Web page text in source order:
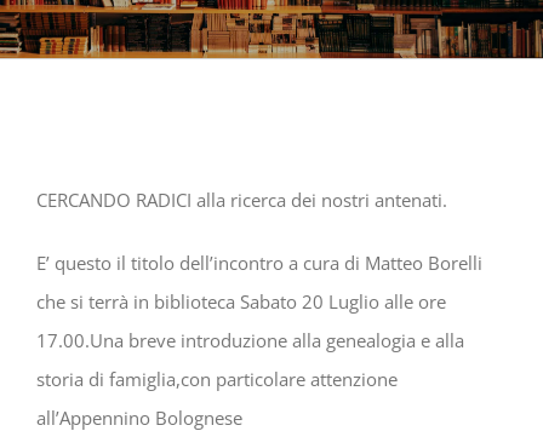
CERCANDO RADICI alla ricerca dei nostri antenati.
E’ questo il titolo dell’incontro a cura di Matteo Borelli
che si terrà in biblioteca Sabato 20 Luglio alle ore
17.00.Una breve introduzione alla genealogia e alla
storia di famiglia,con particolare attenzione
all’Appennino Bolognese